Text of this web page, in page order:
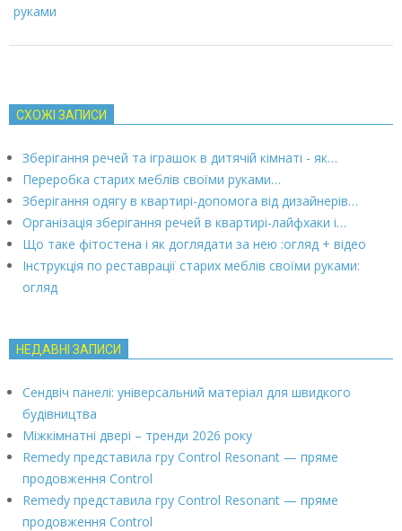
руками
СХОЖІ ЗАПИСИ
Зберігання речей та іграшок в дитячій кімнаті - як…
Переробка старих меблів своїми руками…
Зберігання одягу в квартирі-допомога від дизайнерів…
Організація зберігання речей в квартирі-лайфхаки і…
Що таке фітостена і як доглядати за нею :огляд + відео
Інструкція по реставрації старих меблів своїми руками:
огляд
НЕДАВНІ ЗАПИСИ
Сендвіч панелі: універсальний матеріал для швидкого
будівництва
Міжкімнатні двері – тренди 2026 року
Remedy представила гру Control Resonant — пряме
продовження Control
Remedy представила гру Control Resonant — пряме
продовження Control